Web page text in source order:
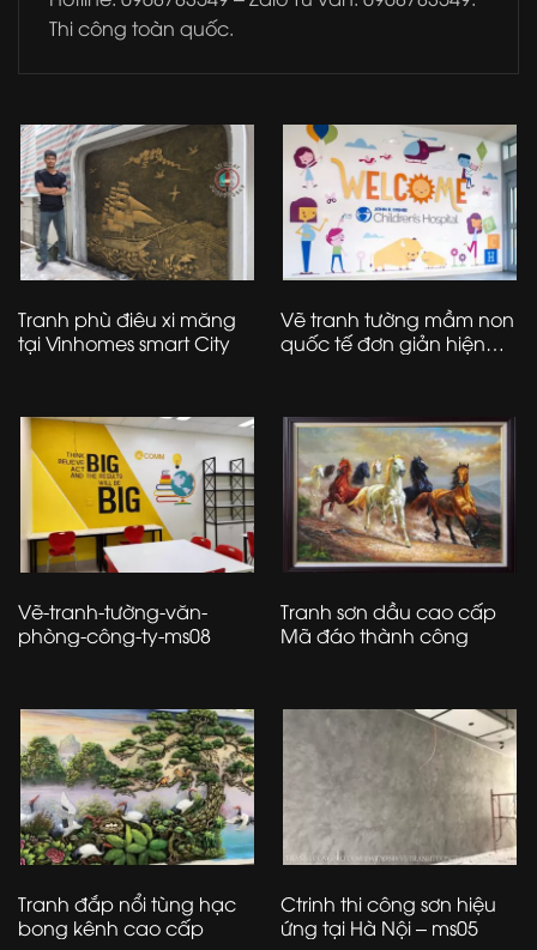
Thi công toàn quốc.
Tranh phù điêu xi măng
tại Vinhomes smart City
Vẽ tranh tường mầm non
quốc tế đơn giản hiện
Vẽ-tranh-tường-văn-
phòng-công-ty-ms08
Tranh sơn dầu cao cấp
Mã đáo thành công
Tranh đắp nổi tùng hạc
bong kênh cao cấp
Ctrinh thi công sơn hiệu
ứng tại Hà Nội – ms05